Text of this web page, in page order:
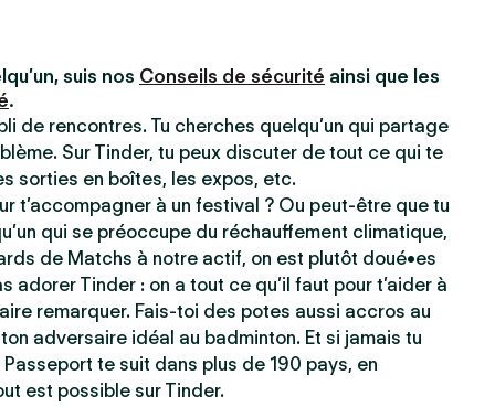
suis nos Conseils de sécurité ainsi que les
.
de rencontres. Tu cherches quelqu’un qui partage
Sur Tinder, tu peux discuter de tout ce qui te
sorties en boîtes, les expos, etc.
t’accompagner à un festival ? Ou peut-être que tu
qui se préoccupe du réchauffement climatique,
de Matchs à notre actif, on est plutôt doué•es
adorer Tinder : on a tout ce qu’il faut pour t’aider à
remarquer. Fais-toi des potes aussi accros au
adversaire idéal au badminton. Et si jamais tu
te suit dans plus de 190 pays, en
est possible sur Tinder.